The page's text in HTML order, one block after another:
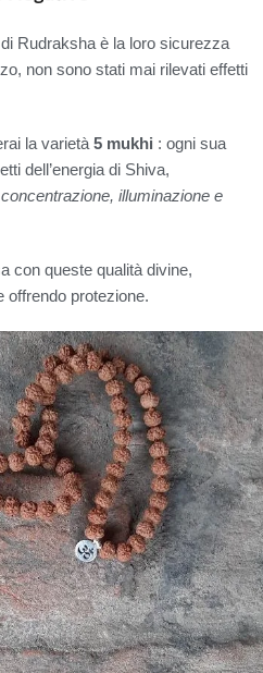
Rudraksha è la loro sicurezza
non sono stati mai rilevati effetti
la varietà 5 mukhi : ogni sua
dell’energia di Shiva,
illuminazione e
con queste qualità divine,
offrendo protezione.